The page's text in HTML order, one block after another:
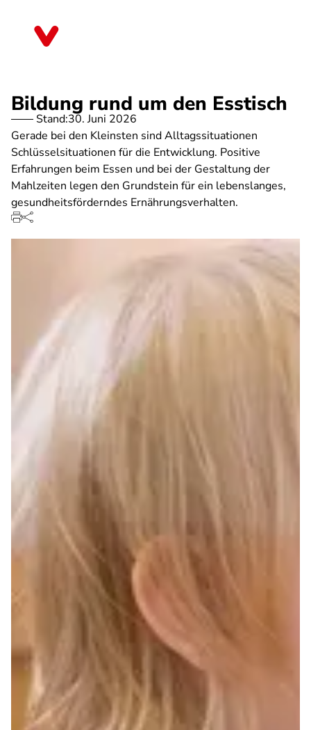
Bildung rund um den Esstisch
Stand:30. Juni 2026
Gerade bei den Kleinsten sind Alltagssituationen
Schlüsselsituationen für die Entwicklung. Positive
Erfahrungen beim Essen und bei der Gestaltung der
Mahlzeiten legen den Grundstein für ein lebenslanges,
gesundheitsförderndes Ernährungsverhalten.